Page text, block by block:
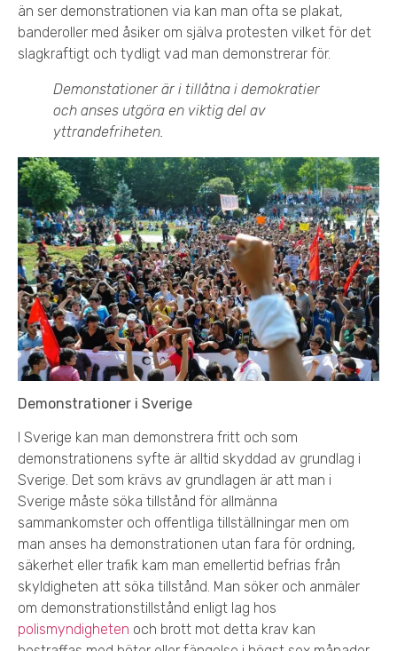
än ser demonstrationen via kan man ofta se plakat,
banderoller med åsiker om själva protesten vilket för det
slagkraftigt och tydligt vad man demonstrerar för.
Demonstationer är i tillåtna i demokratier
och anses utgöra en viktig del av
yttrandefriheten.
Demonstrationer i Sverige
I Sverige kan man demonstrera fritt och som
demonstrationens syfte är alltid skyddad av grundlag i
Sverige. Det som krävs av grundlagen är att man i
Sverige måste söka tillstånd för allmänna
sammankomster och offentliga tillställningar men om
man anses ha demonstrationen utan fara för ordning,
säkerhet eller trafik kam man emellertid befrias från
skyldigheten att söka tillstånd. Man söker och anmäler
om demonstrationstillstånd enligt lag hos
polismyndigheten och brott mot detta krav kan